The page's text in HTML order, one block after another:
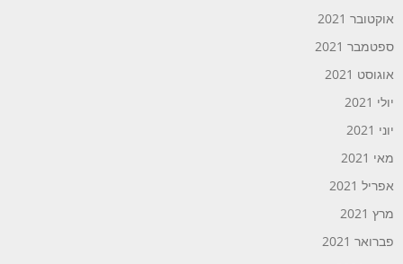
אוקטובר 2021
ספטמבר 2021
אוגוסט 2021
יולי 2021
יוני 2021
מאי 2021
אפריל 2021
מרץ 2021
פברואר 2021